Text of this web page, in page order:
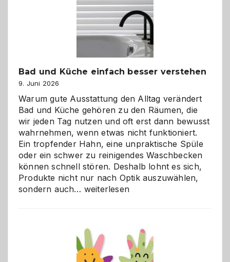
Bad und Küche einfach besser verstehen
9. Juni 2026
Warum gute Ausstattung den Alltag verändert
Bad und Küche gehören zu den Räumen, die
wir jeden Tag nutzen und oft erst dann bewusst
wahrnehmen, wenn etwas nicht funktioniert.
Ein tropfender Hahn, eine unpraktische Spüle
oder ein schwer zu reinigendes Waschbecken
können schnell stören. Deshalb lohnt es sich,
Produkte nicht nur nach Optik auszuwählen,
sondern auch… Bad
besser
verstehen
weiterlesen